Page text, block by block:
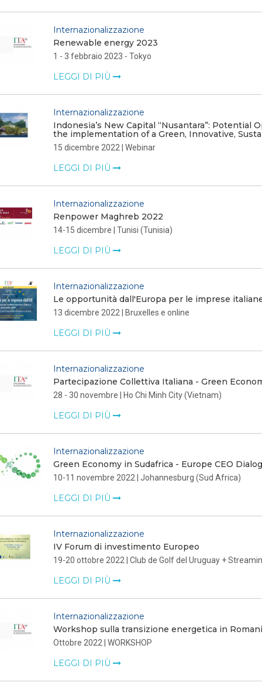
Internazionalizzazione
Renewable energy 2023
1 - 3 febbraio 2023 - Tokyo
LEGGI DI PIÙ
Internazionalizzazione
Indonesia’s New Capital “Nusantara”:
the implementation of a Green, Innovative,
15 dicembre 2022 | Webinar
LEGGI DI PIÙ
Internazionalizzazione
Renpower Maghreb 2022
14-15 dicembre | Tunisi (Tunisia)
LEGGI DI PIÙ
Internazionalizzazione
Le opportunità dall'Europa per le imprese
13 dicembre 2022 | Bruxelles e online
LEGGI DI PIÙ
Internazionalizzazione
Partecipazione Collettiva Italiana - Green
28 - 30 novembre | Ho Chi Minh City (Vietnam)
LEGGI DI PIÙ
Internazionalizzazione
Green Economy in Sudafrica - Europe CEO
10-11 novembre 2022 | Johannesburg (Sud Africa)
LEGGI DI PIÙ
Internazionalizzazione
IV Forum di investimento Europeo
19-20 ottobre 2022 | Club de Golf del Uruguay +
LEGGI DI PIÙ
Internazionalizzazione
Workshop sulla transizione energetica in
Ottobre 2022 | WORKSHOP
LEGGI DI PIÙ